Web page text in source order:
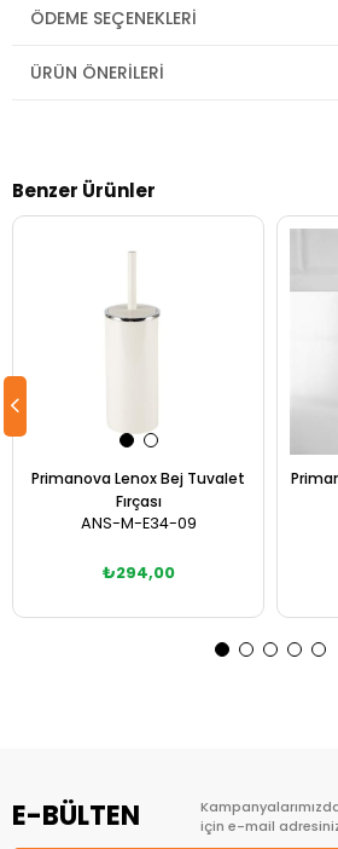
ÖDEME SEÇENEKLERI
ÜRÜN ÖNERILERI
Benzer Ürünler
Primanova Lenox Bej Tuvalet
Fırçası
ANS-M-E34-09
₺294,00
E-BÜLTEN
için e-mail